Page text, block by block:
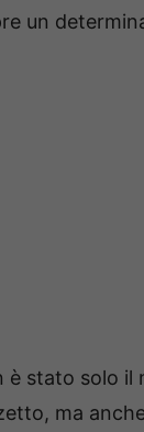
un
è stato solo il
ma